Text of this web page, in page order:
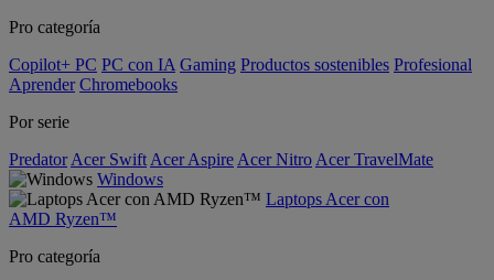
Pro categoría
Copilot+ PC PC con IA Gaming Productos sostenibles Profesional
Aprender Chromebooks
Por serie
Predator Acer Swift Acer Aspire Acer Nitro Acer TravelMate
Windows
Laptops Acer con
AMD Ryzen™
Pro categoría